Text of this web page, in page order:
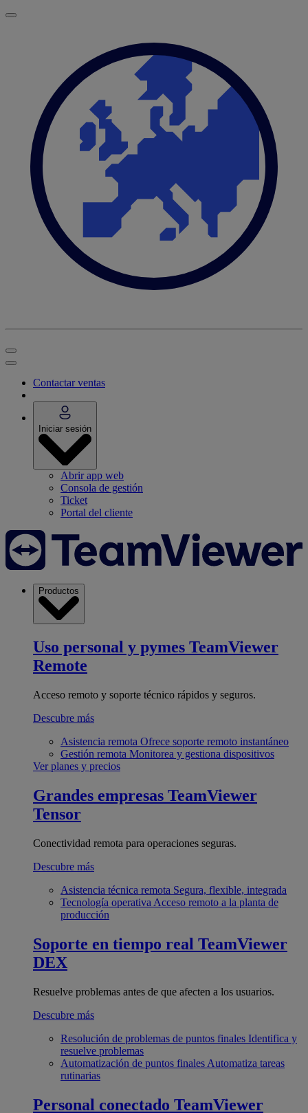
Contactar ventas
Iniciar sesión
Abrir app web
Consola de gestión
Ticket
Portal del cliente
Productos
Uso personal y pymes TeamViewer
Remote
Acceso remoto y soporte técnico rápidos y seguros.
Descubre más
Asistencia remota Ofrece soporte remoto instantáneo
Gestión remota Monitorea y gestiona dispositivos
Ver planes y precios
Grandes empresas TeamViewer
Tensor
Conectividad remota para operaciones seguras.
Descubre más
Asistencia técnica remota Segura, flexible, integrada
Tecnología operativa Acceso remoto a la planta de
producción
Soporte en tiempo real TeamViewer
DEX
Resuelve problemas antes de que afecten a los usuarios.
Descubre más
Resolución de problemas de puntos finales Identifica y
resuelve problemas
Automatización de puntos finales Automatiza tareas
rutinarias
Personal conectado TeamViewer